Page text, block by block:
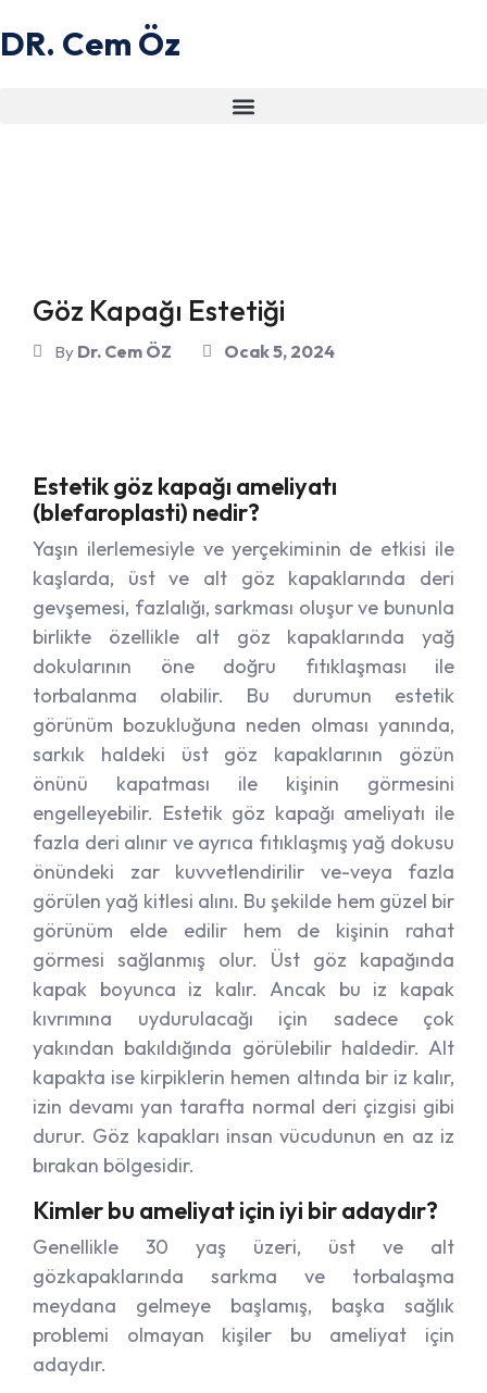
DR. Cem Öz
Göz Kapağı Estetiği
By Dr. Cem ÖZ Ocak 5, 2024
Estetik göz kapağı ameliyatı
(blefaroplasti) nedir?
Yaşın ilerlemesiyle ve yerçekiminin de etkisi ile
kaşlarda, üst ve alt göz kapaklarında deri
gevşemesi, fazlalığı, sarkması oluşur ve bununla
birlikte özellikle alt göz kapaklarında yağ
dokularının öne doğru fıtıklaşması ile
torbalanma olabilir. Bu durumun estetik
görünüm bozukluğuna neden olması yanında,
sarkık haldeki üst göz kapaklarının gözün
önünü kapatması ile kişinin görmesini
engelleyebilir. Estetik göz kapağı ameliyatı ile
fazla deri alınır ve ayrıca fıtıklaşmış yağ dokusu
önündeki zar kuvvetlendirilir ve-veya fazla
görülen yağ kitlesi alını. Bu şekilde hem güzel bir
görünüm elde edilir hem de kişinin rahat
görmesi sağlanmış olur. Üst göz kapağında
kapak boyunca iz kalır. Ancak bu iz kapak
kıvrımına uydurulacağı için sadece çok
yakından bakıldığında görülebilir haldedir. Alt
kapakta ise kirpiklerin hemen altında bir iz kalır,
izin devamı yan tarafta normal deri çizgisi gibi
durur. Göz kapakları insan vücudunun en az iz
bırakan bölgesidir.
Kimler bu ameliyat için iyi bir adaydır?
Genellikle 30 yaş üzeri, üst ve alt
gözkapaklarında sarkma ve torbalaşma
meydana gelmeye başlamış, başka sağlık
problemi olmayan kişiler bu ameliyat için
adaydır.